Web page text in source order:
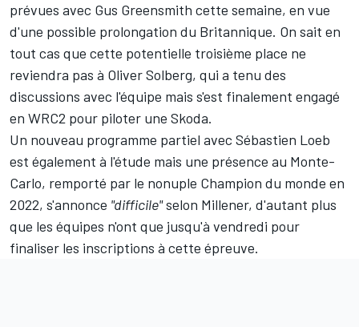
prévues avec Gus Greensmith cette semaine, en vue
d'une possible prolongation du Britannique. On sait en
tout cas que cette potentielle troisième place ne
reviendra pas à Oliver Solberg, qui a tenu des
discussions avec l'équipe mais s'est finalement engagé
en WRC2 pour piloter une Skoda.
Un nouveau programme partiel avec Sébastien Loeb
est également à l'étude mais une présence au Monte-
Carlo, remporté par le nonuple Champion du monde en
2022, s'annonce "difficile"selon Millener, d'autant plus
que les équipes n'ont que jusqu'à vendredi pour
finaliser les inscriptions à cette épreuve.